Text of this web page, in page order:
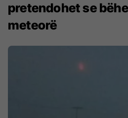
pretendohet se
meteorë